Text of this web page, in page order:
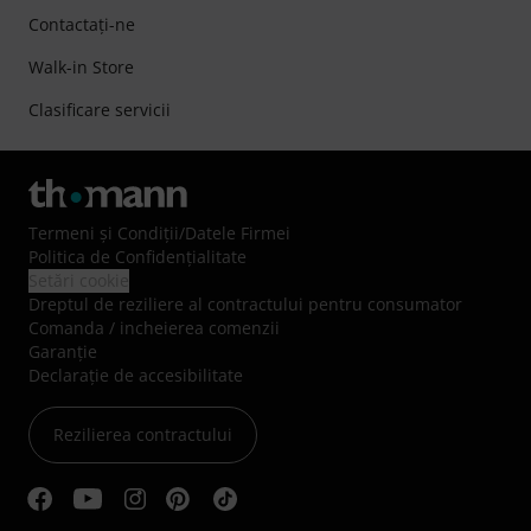
Contactaţi-ne
Walk-in Store
Clasificare servicii
Termeni şi Condiţii/Datele Firmei
Politica de Confidenţialitate
Dreptul de reziliere al contractului pentru consumator
Comanda / incheierea comenzii
Garanție
Declarație de accesibilitate
Rezilierea contractului